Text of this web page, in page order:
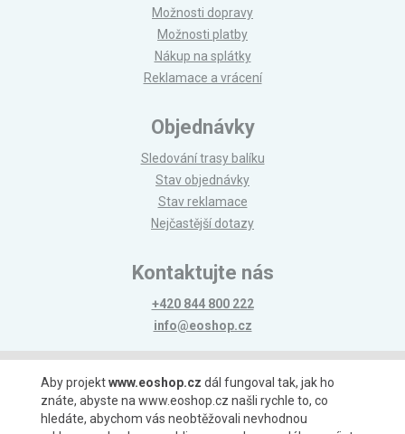
Možnosti dopravy
Možnosti platby
Nákup na splátky
Reklamace a vrácení
Objednávky
Sledování trasy balíku
Stav objednávky
Stav reklamace
Nejčastější dotazy
Kontaktujte nás
+420 844 800 222
info@eoshop.cz
Možnosti platby
Aby projektwww.eoshop.cz dál fungoval tak, jak ho
znáte, abyste na www.eoshop.cz našli rychle to, co
hledáte, abychom vás neobtěžovali nevhodnou